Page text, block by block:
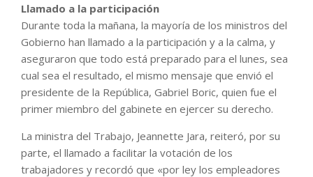
Llamado a la participación
Durante toda la mañana, la mayoría de los ministros del
Gobierno han llamado a la participación y a la calma, y
aseguraron que todo está preparado para el lunes, sea
cual sea el resultado, el mismo mensaje que envió el
presidente de la República, Gabriel Boric, quien fue el
primer miembro del gabinete en ejercer su derecho.
La ministra del Trabajo, Jeannette Jara, reiteró, por su
parte, el llamado a facilitar la votación de los
trabajadores y recordó que «por ley los empleadores